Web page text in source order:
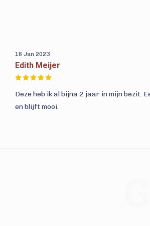
16 Jan 2023
Edith Meijer
Deze heb ik al bijna 2 jaar in mijn bezit.
en blijft mooi.